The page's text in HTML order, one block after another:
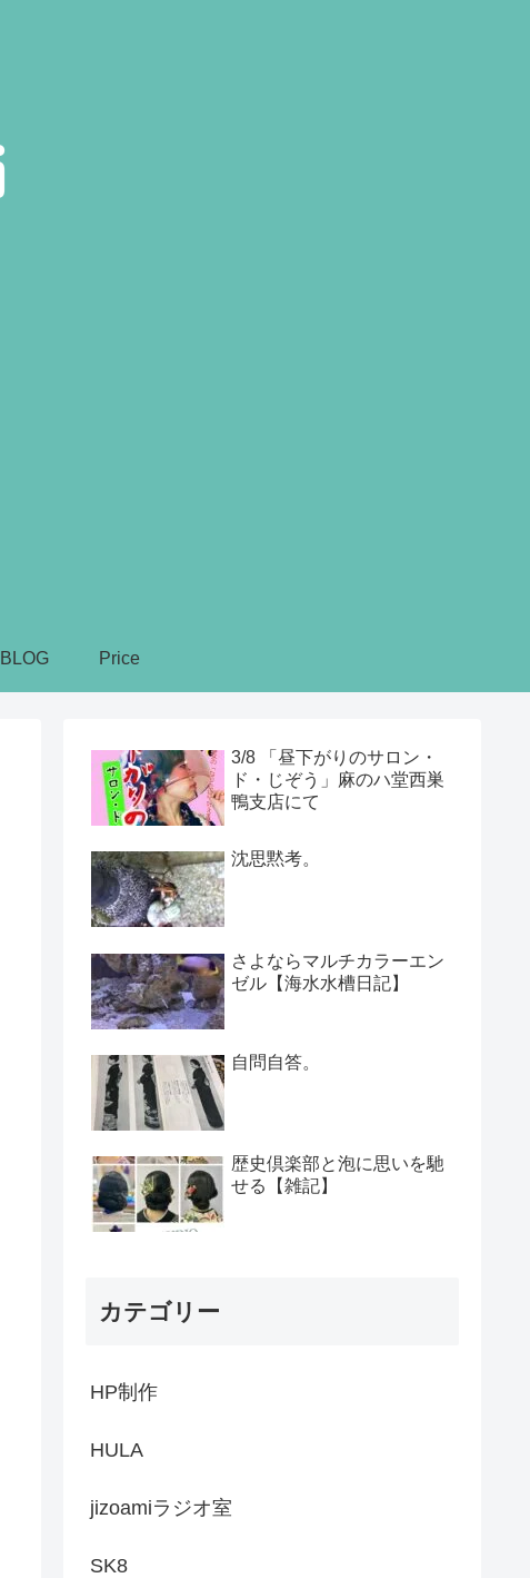
BLOG Price
3/8 「昼下がりのサロン・
ド・じぞう」麻のハ堂西巣
鴨支店にて
沈思黙考。
さよならマルチカラーエン
ゼル【海水水槽日記】
自問自答。
歴史倶楽部と泡に思いを馳
せる【雑記】
カテゴリー
HP制作
HULA
jizoamiラジオ室
SK8